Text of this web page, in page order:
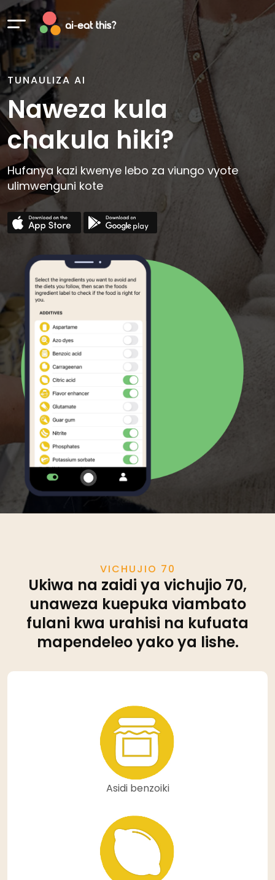
TUNAULIZA AI
Naweza kula
chakula hiki?
Hufanya kazi kwenye lebo za viungo vyote
ulimwenguni kote
VICHUJIO 70
Ukiwa na zaidi ya vichujio 70,
unaweza kuepuka viambato
fulani kwa urahisi na kufuata
mapendeleo yako ya lishe.
Asidi benzoiki